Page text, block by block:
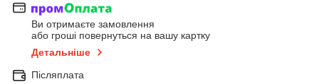
Ви отримаєте замовлення
або гроші повернуться на вашу картку
Детальніше
Післяплата